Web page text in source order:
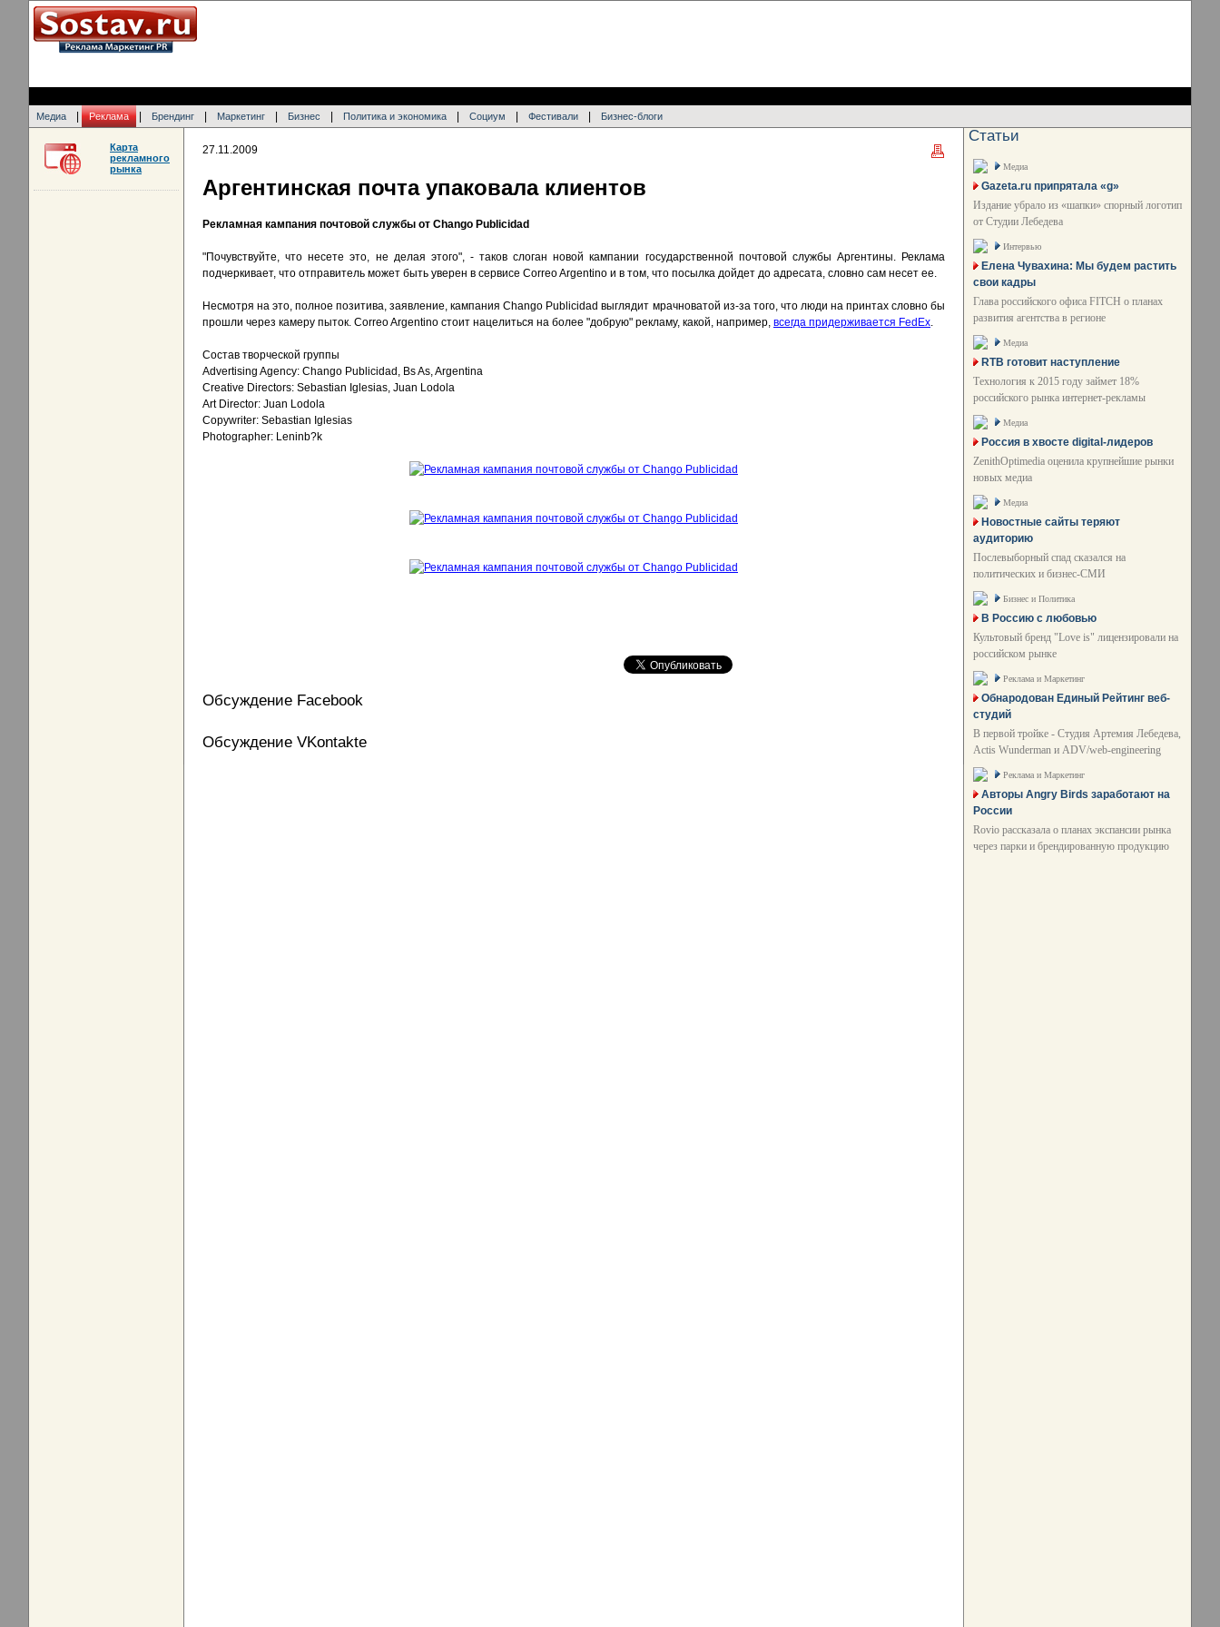
Медиа Реклама Брендинг Маркетинг Бизнес Политика и экономика Социум Фестивали Бизнес-блоги
27.11.2009
Аргентинская почта упаковала клиентов
Рекламная кампания почтовой службы от Chango Publicidad
"Почувствуйте, что несете это, не делая этого", - таков слоган новой кампании государственной почтовой службы Аргентины. Реклама
подчеркивает, что отправитель может быть уверен в сервисе Correo Argentino и в том, что посылка дойдет до адресата, словно сам несет ее.
Несмотря на это, полное позитива, заявление, кампания Chango Publicidad выглядит мрачноватой из-за того, что люди на принтах словно бы
прошли через камеру пыток. Correo Argentino стоит нацелиться на более "добрую" рекламу, какой, например, всегда придерживается FedEx.
Состав творческой группы
Advertising Agency: Chango Publicidad, Bs As, Argentina
Creative Directors: Sebastian Iglesias, Juan Lodola
Art Director: Juan Lodola
Copywriter: Sebastian Iglesias
Photographer: Leninb?k
Обсуждение Facebook
Обсуждение VKontakte
Карта
рекламного
рынка
Статьи
Медиа
Gazeta.ru припрятала «g»
Издание убрало из «шапки» спорный логотип
от Студии Лебедева
Интервью
Елена Чувахина: Мы будем растить
свои кадры
Глава российского офиса FITCH о планах
развития агентства в регионе
Медиа
RTB готовит наступление
Технология к 2015 году займет 18%
российского рынка интернет-рекламы
Медиа
Россия в хвосте digital-лидеров
ZenithOptimedia оценила крупнейшие рынки
новых медиа
Медиа
Новостные сайты теряют
аудиторию
Послевыборный спад сказался на
политических и бизнес-СМИ
Бизнес и Политика
В Россию с любовью
Культовый бренд "Love is" лицензировали на
российском рынке
Реклама и Маркетинг
Обнародован Единый Рейтинг веб-
студий
В первой тройке - Студия Артемия Лебедева,
Actis Wunderman и ADV/web-engineering
Реклама и Маркетинг
Авторы Angry Birds заработают на
России
Rovio рассказала о планах экспансии рынка
через парки и брендированную продукцию